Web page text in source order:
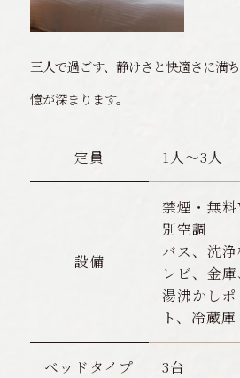
三人で過ごす、静けさと快適さに満
憶が深まります。
定員 1人〜3人
設備
禁煙・無
別空調
バス、洗
レビ、金庫
湯沸かし
ト、冷蔵庫
ベッドタイプ 3台